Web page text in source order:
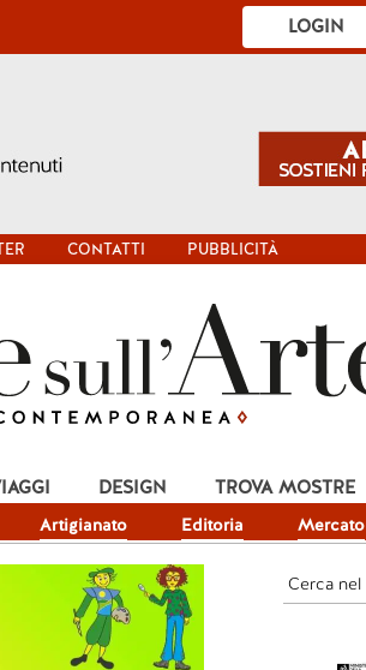
LOGIN
CONTATTI PUBBLICITÀ
Artigianato Editoria Mercato
DESIGN TROVA MOSTRE